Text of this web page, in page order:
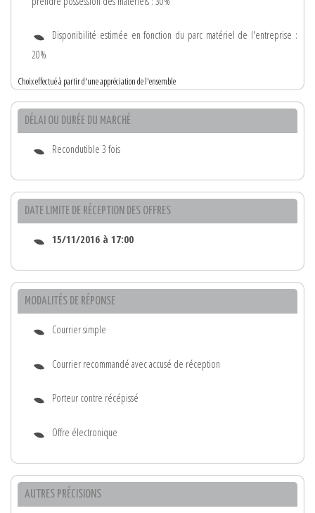
Disponibilité estimée en fonction du parc matériel de l'entreprise :
20%
Choix effectué à partir d'une appréciation de l'ensemble
DÉLAI OU DURÉE DU MARCHÉ
Recondutible 3 fois
DATE LIMITE DE RÉCEPTION DES OFFRES
15/11/2016 à 17:00
MODALITÉS DE RÉPONSE
Courrier simple
Courrier recommandé avec accusé de réception
Porteur contre récépissé
Offre électronique
AUTRES PRÉCISIONS